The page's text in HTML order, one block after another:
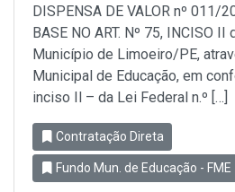
DISPENSA DE VALOR nº 011/
BASE NO ART. Nº 75, INCISO
Município de Limoeiro/PE,
Municipal de Educação, em
inciso Il – da Lei Federal n.º […]
Contratação Direta
Fundo Mun. de Educação - FME